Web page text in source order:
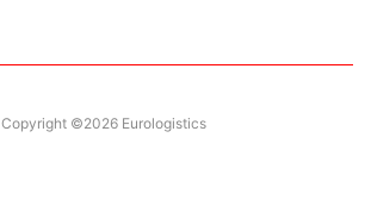
Copyright ©2026 Eurologistics